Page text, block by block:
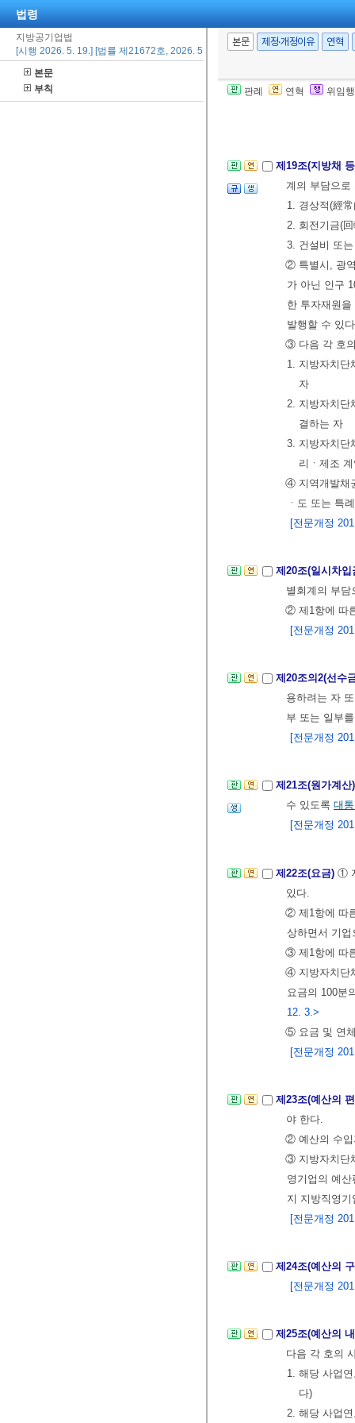
법령
지방공기업법
[시행 2026. 5. 19.] [법률 제21672호, 2026. 5. 19., 일부개정]
본문
부칙
본문 제정·개정이유 연혁
판례 연혁 위임
제18조(장기대
② 지방직영기
여야 한다.
제19조(지방채
계의 부담으
1. 경상적(經
2. 회전기금(
3. 건설비 또
② 특별시, 광역
가 아닌 인구
한 투자재원
발행할 수 있
③ 다음 각 호
1. 지방자치단
자
2. 지방자치단
결하는 자
3. 지방자치단
리ㆍ제조
④ 지역개발채
ㆍ도 또는 특
[전문개정
제20조(일시차
별회계의 부
② 제1항에 따
[전문개정
제20조의2(선수
용하려는 자
부 또는 일부
[전문개정
제21조(원가계
수 있도록 대
[전문개정
제22조(요금) ①
있다.
② 제1항에 따
상하면서 기
③ 제1항에 따
④ 지방자치단
요금의 100분
12. 3.>
⑤ 요금 및 연
[전문개정
제23조(예산의
야 한다.
② 예산의 수입
③ 지방자치단
영기업의 예
지 지방직영
[전문개정
제24조(예산의
[전문개정
제25조(예산의
다음 각 호의
1. 해당 사업
다)
2. 해당 사업